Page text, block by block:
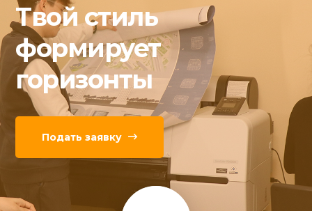
Твой стиль
формирует
горизонты
Подать заявку